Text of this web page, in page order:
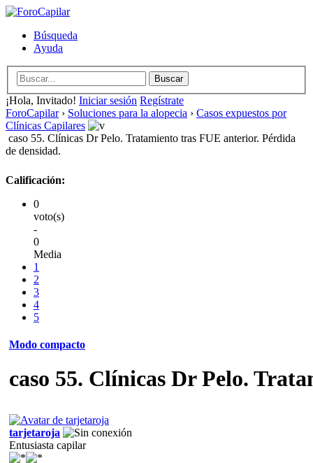
Búsqueda
Ayuda
¡Hola, Invitado! Iniciar sesión Regístrate
ForoCapilar› Soluciones para la alopecia › Casos expuestos por
Clínicas Capilares
caso 55. Clínicas Dr Pelo. Tratamiento tras FUE anterior. Pérdida
de densidad.
Calificación:
0
voto(s)
-
0
Media
1
2
3
4
5
Modo compacto
caso 55. Clínicas Dr Pelo.
tarjetaroja
Entusiasta capilar